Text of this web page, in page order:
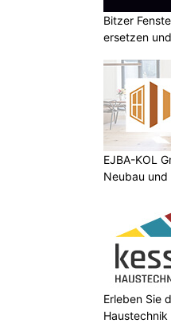
Bitzer
ersetzen
EJBA-KOL
Neubau und
Erleben Sie